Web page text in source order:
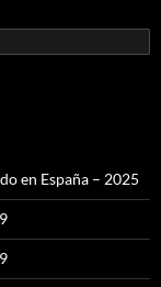
en España – 2025